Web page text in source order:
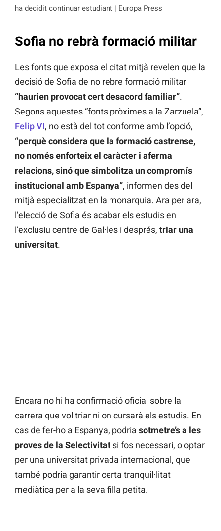
ha decidit continuar estudiant | Europa Press
Sofia no rebrà formació militar
Les fonts que exposa el citat mitjà revelen que la
decisió de Sofia de no rebre formació militar
“haurien provocat cert desacord familiar”.
Segons aquestes “fonts pròximes a la Zarzuela”,
Felip VI, no està del tot conforme amb l’opció,
“perquè considera que la formació castrense,
no només enforteix el caràcter i aferma
relacions, sinó que simbolitza un compromís
institucional amb Espanya”, informen des del
mitjà especialitzat en la monarquia. Ara per ara,
l’elecció de Sofia és acabar els estudis en
l’exclusiu centre de Gal·les i després, triar una
universitat.
Encara no hi ha confirmació oficial sobre la
carrera que vol triar ni on cursarà els estudis. En
cas de fer-ho a Espanya, podria sotmetre’s a les
proves de la Selectivitat si fos necessari, o optar
per una universitat privada internacional, que
també podria garantir certa tranquil·litat
mediàtica per a la seva filla petita.